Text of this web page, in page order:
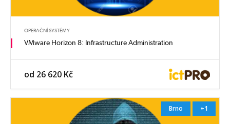
OPERAČNÍ SYSTÉMY
VMware Horizon 8: Infrastructure Administration
od 26 620 Kč
Brno +1